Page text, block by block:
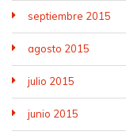
septiembre 2015
agosto 2015
julio 2015
junio 2015